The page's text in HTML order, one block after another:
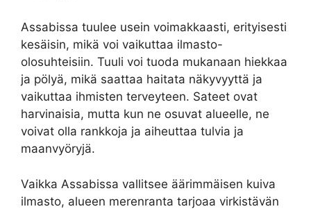
Assabissa tuulee usein voimakkaasti, erityisesti
kesäisin, mikä voi vaikuttaa ilmasto-
olosuhteisiin. Tuuli voi tuoda mukanaan hiekkaa
ja pölyä, mikä saattaa haitata näkyvyyttä ja
vaikuttaa ihmisten terveyteen. Sateet ovat
harvinaisia, mutta kun ne osuvat alueelle, ne
voivat olla rankkoja ja aiheuttaa tulvia ja
maanvyöryjä.
Vaikka Assabissa vallitsee äärimmäisen kuiva
ilmasto, alueen merenranta tarjoaa virkistävän